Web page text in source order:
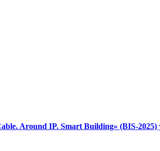
Around IP. Smart Building» (BIS-2025)